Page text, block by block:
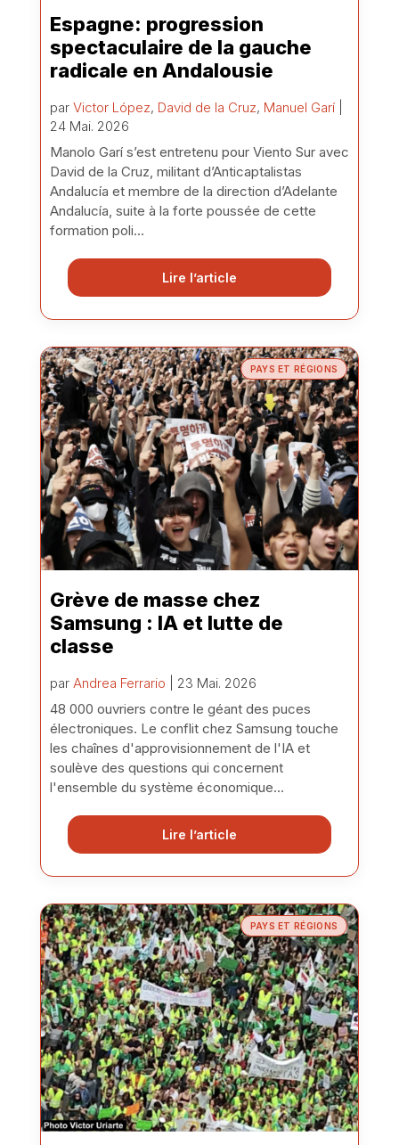
Espagne: progression
spectaculaire de la gauche
radicale en Andalousie
par Victor López, David de la Cruz, Manuel Garí|
24 Mai. 2026
Manolo Garí s’est entretenu pour Viento Sur avec
David de la Cruz, militant d’Anticaptalistas
Andalucía et membre de la direction d’Adelante
Andalucía, suite à la forte poussée de cette
formation poli...
Lire l’article
PAYS ET RÉGIONS
Grève de masse chez
Samsung : IA et lutte de
classe
par Andrea Ferrario | 23 Mai. 2026
48 000 ouvriers contre le géant des puces
électroniques. Le conflit chez Samsung touche
les chaînes d'approvisionnement de l'IA et
soulève des questions qui concernent
l'ensemble du système économique...
Lire l’article
PAYS ET RÉGIONS